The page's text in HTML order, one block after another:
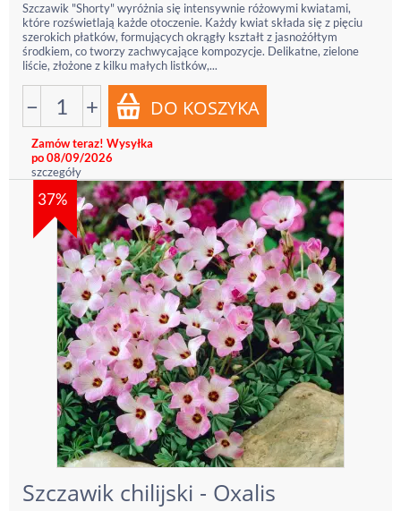
Szczawik "Shorty" wyróżnia się intensywnie różowymi kwiatami,
które rozświetlają każde otoczenie. Każdy kwiat składa się z pięciu
szerokich płatków, formujących okrągły kształt z jasnożółtym
środkiem, co tworzy zachwycające kompozycje. Delikatne, zielone
liście, złożone z kilku małych listków,...
− +
Zamów teraz! Wysyłka
po 08/09/2026
szczegóły
37%
Szczawik chilijski - Oxalis